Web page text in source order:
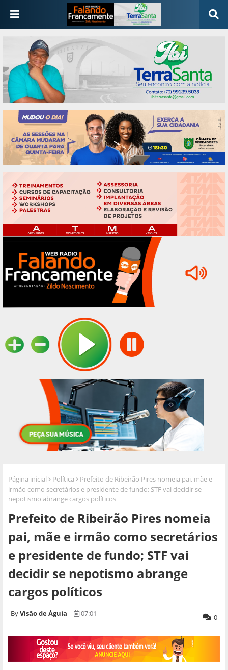
Página inicial Política
Prefeito de Ribeirão Pires nomeia pai, mãe e
irmão como secretários e presidente de fundo; STF vai decidir se
nepotismo abrange cargos políticos
Prefeito de Ribeirão Pires nomeia
pai, mãe e irmão como secretários
e presidente de fundo; STF vai
decidir se nepotismo abrange
cargos políticos
Visão de Águia 07:01 0